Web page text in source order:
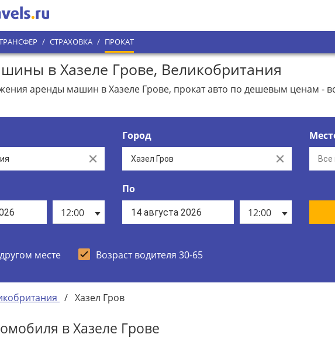
/ СТРАХОВКА / ПРОКАТ
в Хазеле Грове, Великобритания
аренды машин в Хазеле Грове, прокат авто по дешевым ценам -
Clear
Город
Clear
12:00
По
12:00
месте Возраст водителя 30-65
/ Хазел Гров
в Хазеле Грове